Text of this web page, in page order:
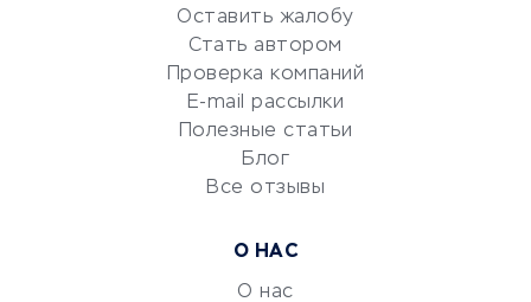
Красота и здоровье
Сервисы по поиску работы
Сетевой маркетинг
УСЛУГИ ДЛЯ БИЗНЕСА
Оставить жалобу
Стать автором
Проверка компаний
E-mail рассылки
Полезные статьи
Блог
Все отзывы
О НАС
О нас